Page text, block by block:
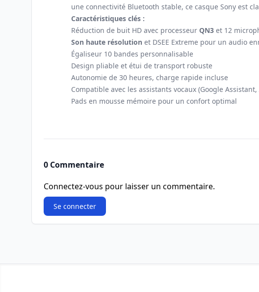
une connectivité Bluetooth stable, ce casque Sony est
Caractéristiques clés :
Réduction de buit HD avec processeur QN3 et 12
Son haute résolution et DSEE Extreme pour un audio
Égaliseur 10 bandes personnalisable
Design pliable et étui de transport robuste
Autonomie de 30 heures, charge rapide incluse
Compatible avec les assistants vocaux (Google Assistant,
Pads en mousse mémoire pour un confort optimal
0 Commentaire
Connectez-vous pour laisser un commentaire.
Se connecter